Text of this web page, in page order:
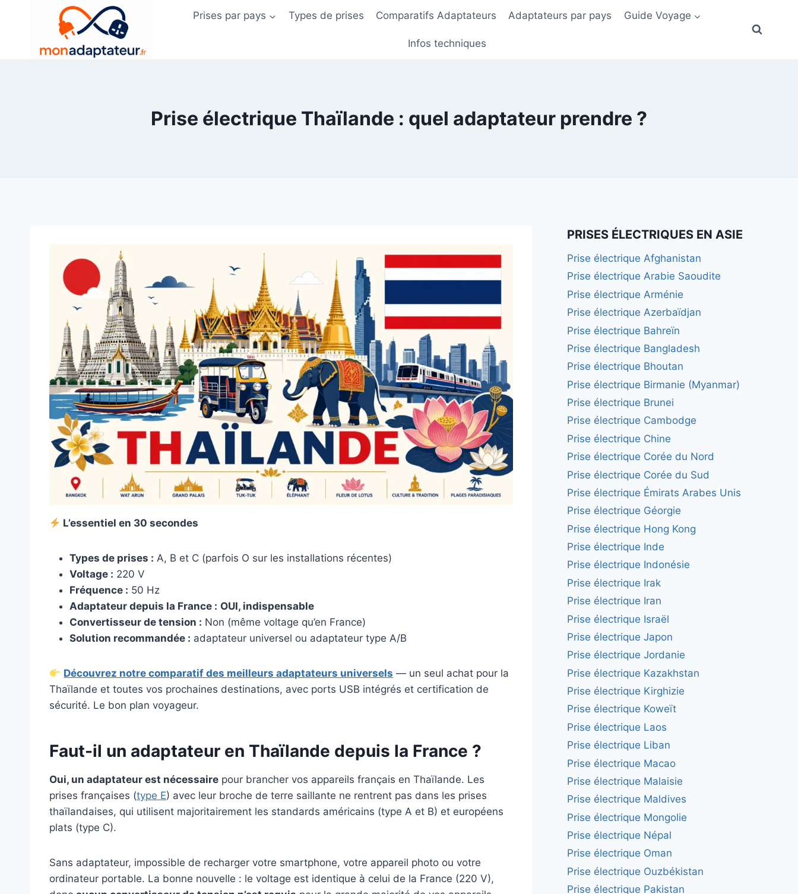
Prises par pays Types de prises Comparatifs Adaptateurs Adaptateurs par pays Guide Voyage
Infos techniques
Prise électrique Thaïlande : quel adaptateur prendre ?
L’essentiel en 30 secondes
Types de prises : A, B et C (parfois O sur les installations récentes)
Voltage : 220 V
Fréquence : 50 Hz
Adaptateur depuis la France : OUI, indispensable
Convertisseur de tension : Non (même voltage qu’en France)
Solution recommandée : adaptateur universel ou adaptateur type A/B
Découvrez notre comparatif des meilleurs adaptateurs universels — un seul achat pour la
Thaïlande et toutes vos prochaines destinations, avec ports USB intégrés et certification de
sécurité. Le bon plan voyageur.
Faut-il un adaptateur en Thaïlande depuis la France ?
Oui, un adaptateur est nécessaire pour brancher vos appareils français en Thaïlande. Les
prises françaises (type E) avec leur broche de terre saillante ne rentrent pas dans les prises
thaïlandaises, qui utilisent majoritairement les standards américains (type A et B) et européens
plats (type C).
Sans adaptateur, impossible de recharger votre smartphone, votre appareil photo ou votre
ordinateur portable. La bonne nouvelle : le voltage est identique à celui de la France (220 V),
PRISES ÉLECTRIQUES EN ASIE
Prise électrique Afghanistan
Prise électrique Arabie Saoudite
Prise électrique Arménie
Prise électrique Azerbaïdjan
Prise électrique Bahreïn
Prise électrique Bangladesh
Prise électrique Bhoutan
Prise électrique Birmanie (Myanmar)
Prise électrique Brunei
Prise électrique Cambodge
Prise électrique Chine
Prise électrique Corée du Nord
Prise électrique Corée du Sud
Prise électrique Émirats Arabes Unis
Prise électrique Géorgie
Prise électrique Hong Kong
Prise électrique Inde
Prise électrique Indonésie
Prise électrique Irak
Prise électrique Iran
Prise électrique Israël
Prise électrique Japon
Prise électrique Jordanie
Prise électrique Kazakhstan
Prise électrique Kirghizie
Prise électrique Koweït
Prise électrique Laos
Prise électrique Liban
Prise électrique Macao
Prise électrique Malaisie
Prise électrique Maldives
Prise électrique Mongolie
Prise électrique Népal
Prise électrique Oman
Prise électrique Ouzbékistan
Prise électrique Pakistan